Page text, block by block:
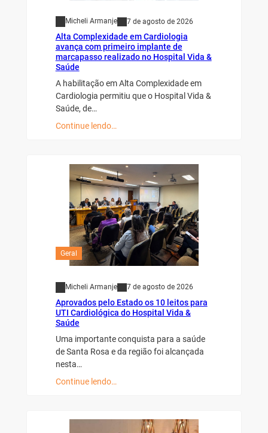
Micheli Armanje 7 de agosto de 2026
Alta Complexidade em Cardiologia
avança com primeiro implante de
marcapasso realizado no Hospital Vida &
Saúde
A habilitação em Alta Complexidade em
Cardiologia permitiu que o Hospital Vida &
Saúde, de…
Continue lendo…
Geral
Micheli Armanje 7 de agosto de 2026
Aprovados pelo Estado os 10 leitos para
UTI Cardiológica do Hospital Vida &
Saúde
Uma importante conquista para a saúde
de Santa Rosa e da região foi alcançada
nesta…
Continue lendo…